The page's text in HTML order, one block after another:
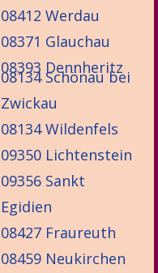
08412 Werdau
08371 Glauchau
08393 Dennheritz
08134 Schönau bei
Zwickau
08134 Wildenfels
09350 Lichtenstein
09356 Sankt
Egidien
08427 Fraureuth
08459 Neukirchen